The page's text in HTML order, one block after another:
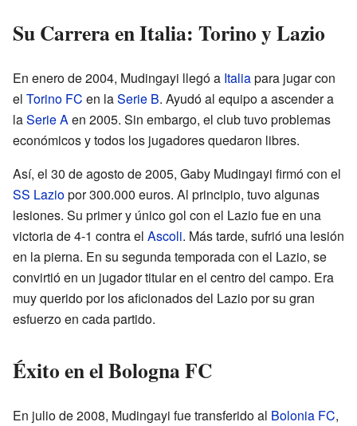
Su Carrera en Italia: Torino y Lazio
En enero de 2004, Mudingayi llegó a Italiapara jugar con
el Torino FC en laSerie B. Ayudó al equipo a ascender a
laSerie Aen 2005. Sin embargo, el club tuvo problemas
económicos y todos los jugadores quedaron libres.
Así, el 30 de agosto de 2005, Gaby Mudingayi firmó con el
SS Laziopor 300.000 euros. Al principio, tuvo algunas
lesiones. Su primer y único gol con el Lazio fue en una
victoria de 4-1 contra el Ascoli. Más tarde, sufrió una lesión
en la pierna. En su segunda temporada con el Lazio, se
convirtió en un jugador titular en el centro del campo. Era
muy querido por los aficionados del Lazio por su gran
esfuerzo en cada partido.
Éxito en el Bologna FC
En julio de 2008, Mudingayi fue transferido al Bolonia FC,